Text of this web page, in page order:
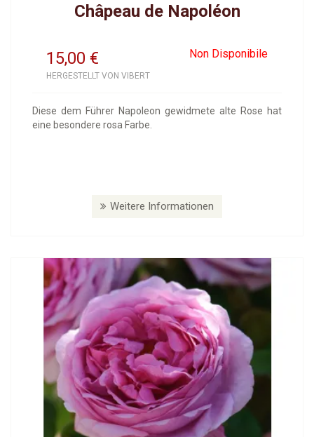
Châpeau de Napoléon
15,00 Non Disponibile
€
HERGESTELLT VON VIBERT
Diese dem Führer Napoleon gewidmete alte Rose hat
eine besondere rosa Farbe.
Weitere Informationen